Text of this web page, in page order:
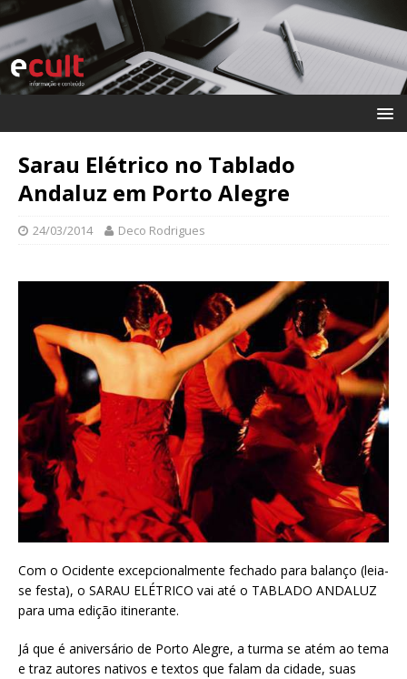
Sarau Elétrico no Tablado
Andaluz em Porto Alegre
24/03/2014 Deco Rodrigues
Com o Ocidente excepcionalmente fechado para balanço (leia-
se festa), o SARAU ELÉTRICO vai até o TABLADO ANDALUZ
para uma edição itinerante.
Já que é aniversário de Porto Alegre, a turma se atém ao tema
e traz autores nativos e textos que falam da cidade, suas